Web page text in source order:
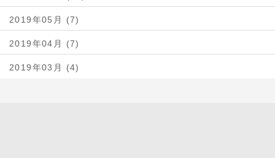
2019年05月 (7)
2019年04月 (7)
2019年03月 (4)